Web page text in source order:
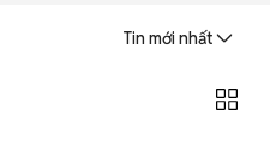
Tin mới nhất